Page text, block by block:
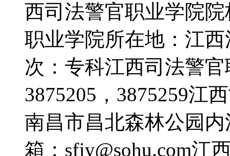
西司法警官职业学院
职业学院所在地：江
次：专科江西司法警
3875205，3875259江
南昌市昌北森林公园
箱：sfjy@sohu.com江